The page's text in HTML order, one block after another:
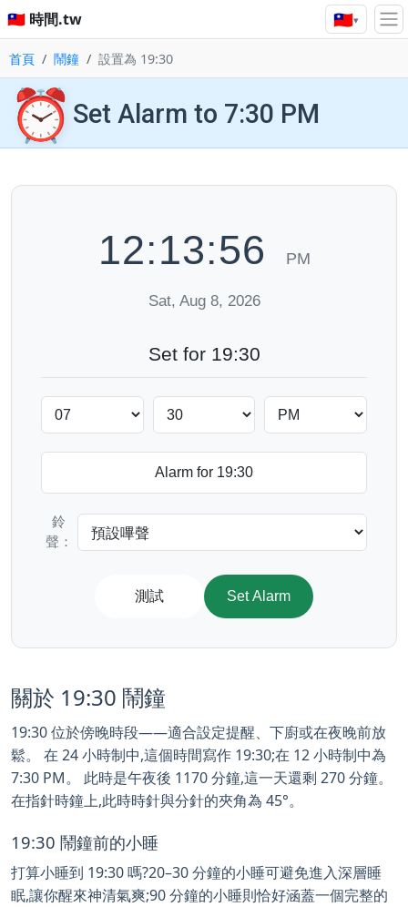
🇹🇼 時間.tw 🇹🇼▾
首頁 鬧鐘 設置為 19:30
⏰ Set Alarm to 7:30 PM
12:13:56 PM
Sat, Aug 8, 2026
Set for 19:30
鈴
聲：
測試 Set Alarm
關於 19:30 鬧鐘
19:30 位於傍晚時段——適合設定提醒、下廚或在夜晚前放
鬆。 在 24 小時制中,這個時間寫作 19:30;在 12 小時制中為
7:30 PM。 此時是午夜後 1170 分鐘,這一天還剩 270 分鐘。
在指針時鐘上,此時時針與分針的夾角為 45°。
19:30 鬧鐘前的小睡
打算小睡到 19:30 嗎?20–30 分鐘的小睡可避免進入深層睡
眠,讓你醒來神清氣爽;90 分鐘的小睡則恰好涵蓋一個完整的